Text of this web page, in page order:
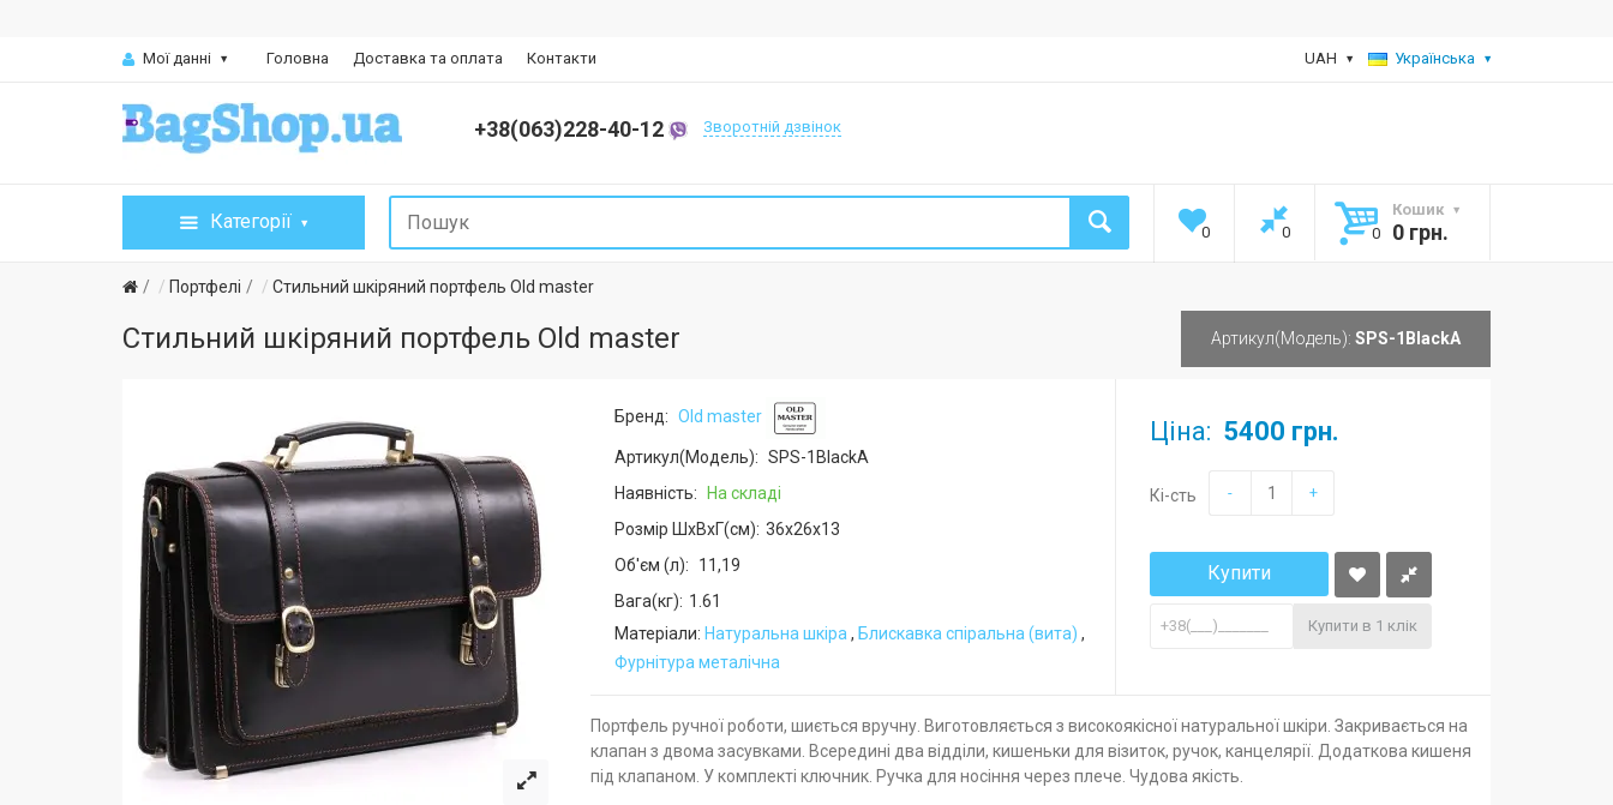
Мої данні Головна Доставка та оплата Контакти UAH Українська
+38(063)228-40-12 Зворотній дзвінок
Категорії 0 0
Кошик
0
0 грн.
Портфелі Стильний шкіряний портфель Old master
Стильний шкіряний портфель Old master Артикул(Модель): SPS-1BlackA
Бренд: Old master
Артикул(Модель): SPS-1BlackA
Наявність:
На складі
Розмір ШхВхГ(см): 36x26x13
Об'єм (л):
11,19
Вага(кг): 1.61
Матеріали: Натуральна шкіра , Блискавка спіральна (вита) ,
Фурнітура металічна
Ціна: 5400 грн.
Кі-сть - +
Купити
Купити в 1 клік
Портфель ручної роботи, шиється вручну. Виготовляється з високоякісної натуральної шкіри. Закривається на
клапан з двома засувками. Всередині два відділи, кишеньки для візиток, ручок, канцелярії. Додаткова кишеня
під клапаном. У комплекті ключник. Ручка для носіння через плече. Чудова якість.